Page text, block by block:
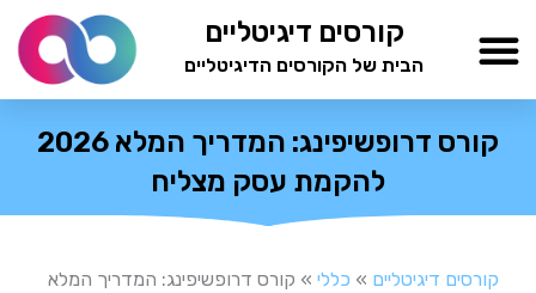
לתוכן
קורסים דיגיטליים
הבית של הקורסים הדיגיטליים
קורס דרופשיפינג: המדריך המלא 2026
להקמת עסק מצליח
קורסים דיגיטליים » כללי » קורס דרופשיפינג: המדריך המלא